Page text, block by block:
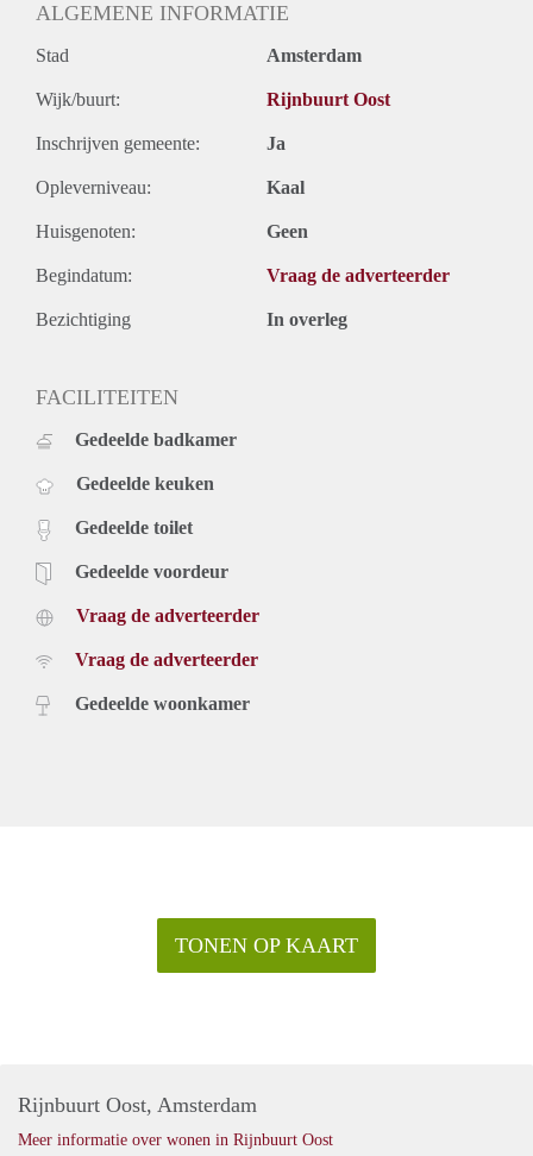
ALGEMENE INFORMATIE
Stad Amsterdam
Wijk/buurt: Rijnbuurt Oost
Inschrijven gemeente: Ja
Opleverniveau: Kaal
Huisgenoten: Geen
Begindatum: Vraag de adverteerder
Bezichtiging In overleg
FACILITEITEN
Gedeelde badkamer
Gedeelde keuken
Gedeelde toilet
Gedeelde voordeur
Vraag de adverteerder
Vraag de adverteerder
Gedeelde woonkamer
TONEN OP KAART
Rijnbuurt Oost, Amsterdam
Meer informatie over wonen in Rijnbuurt Oost